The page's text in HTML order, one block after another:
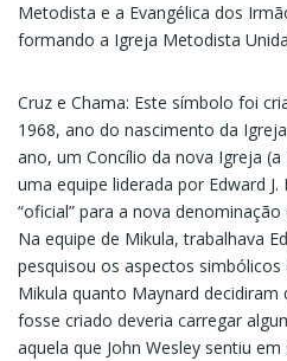
Metodista e a Evangélica dos
formando a Igreja Metodista
Cruz e Chama: Este símbolo foi
1968, ano do nascimento da
ano, um Concílio da nova Igreja
uma equipe liderada por Edward
“oficial” para a nova
Na equipe de Mikula, trabalhava
pesquisou os aspectos simbólicos
Mikula quanto Maynard decidiram
fosse criado deveria carregar
aquela que John Wesley sentiu